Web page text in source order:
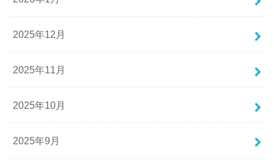
2025年12月
2025年11月
2025年10月
2025年9月